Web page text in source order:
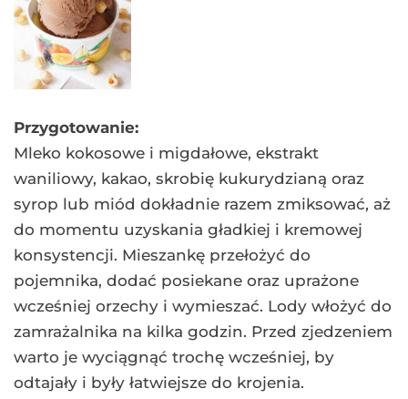
Przygotowanie:
Mleko kokosowe i migdałowe, ekstrakt
waniliowy, kakao, skrobię kukurydzianą oraz
syrop lub miód dokładnie razem zmiksować, aż
do momentu uzyskania gładkiej i kremowej
konsystencji. Mieszankę przełożyć do
pojemnika, dodać posiekane oraz uprażone
wcześniej orzechy i wymieszać. Lody włożyć do
zamrażalnika na kilka godzin. Przed zjedzeniem
warto je wyciągnąć trochę wcześniej, by
odtajały i były łatwiejsze do krojenia.